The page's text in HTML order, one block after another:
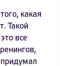
какая
Такой
все